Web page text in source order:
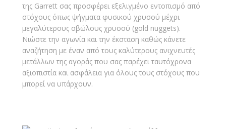
της Garrett σας προσφέρει εξελιγμένο εντοπισμό από
στόχους όπως ψήγματα φυσικού χρυσού μέχρι
μεγαλύτερους σβώλους χρυσού (gold nuggets).
Νιώστε την αγωνία και την έκσταση καθώς κάνετε
αναζήτηση με έναν από τους καλύτερους ανιχνευτές
μετάλλων της αγοράς που σας παρέχει ταυτόχρονα
αξιοπιστία και ασφάλεια για όλους τους στόχους που
μπορεί να υπάρχουν.